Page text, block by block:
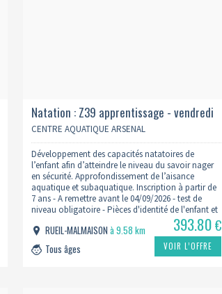
Natation : Z39 apprentissage - vendredi
17h 2026/2027
CENTRE AQUATIQUE ARSENAL
Développement des capacités natatoires de
l’enfant afin d’atteindre le niveau du savoir nager
en sécurité. Approfondissement de l’aisance
aquatique et subaquatique. Inscription à partir de
7 ans - A remettre avant le 04/09/2026 - test de
niveau obligatoire - Pièces d'identité de l'enfant et
du Parent - Justificatif de domicile - Lien du
formulaire
: https://www.centreaquatiquearsenal.fr/inscription-
natation/
RUEIL-MALMAISONà 9.58 km
Tous âges
393.80€
VOIR L’OFFRE